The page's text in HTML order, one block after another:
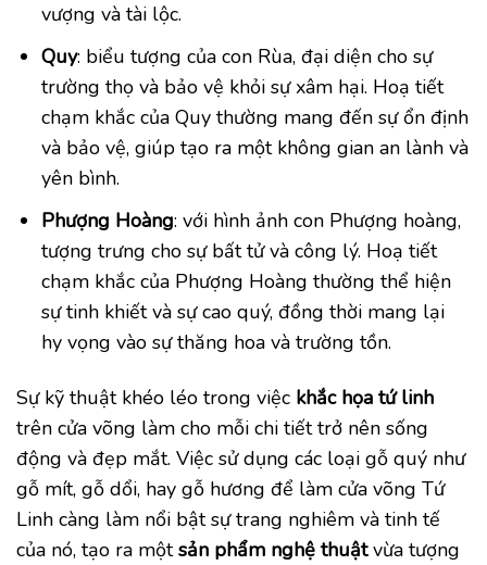
vượng và tài lộc.
Quy: biểu tượng của con Rùa, đại diện cho sự
trường thọ và bảo vệ khỏi sự xâm hại. Hoạ tiết
chạm khắc của Quy thường mang đến sự ổn định
và bảo vệ, giúp tạo ra một không gian an lành và
yên bình.
Phượng Hoàng: với hình ảnh con Phượng hoàng,
tượng trưng cho sự bất tử và công lý. Hoạ tiết
chạm khắc của Phượng Hoàng thường thể hiện
sự tinh khiết và sự cao quý, đồng thời mang lại
hy vọng vào sự thăng hoa và trường tồn.
Sự kỹ thuật khéo léo trong việc khắc họa tứ linh
trên cửa võng làm cho mỗi chi tiết trở nên sống
động và đẹp mắt. Việc sử dụng các loại gỗ quý như
gỗ mít, gỗ dổi, hay gỗ hương để làm cửa võng Tứ
Linh càng làm nổi bật sự trang nghiêm và tinh tế
của nó, tạo ra mộtsản phẩm nghệ thuậtvừa tượng